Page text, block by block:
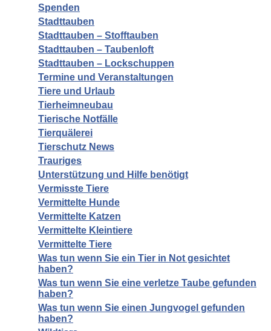
Spenden
Stadttauben
Stadttauben – Stofftauben
Stadttauben – Taubenloft
Stadttauben – Lockschuppen
Termine und Veranstaltungen
Tiere und Urlaub
Tierheimneubau
Tierische Notfälle
Tierquälerei
Tierschutz News
Trauriges
Unterstützung und Hilfe benötigt
Vermisste Tiere
Vermittelte Hunde
Vermittelte Katzen
Vermittelte Kleintiere
Vermittelte Tiere
Was tun wenn Sie ein Tier in Not gesichtet
haben?
Was tun wenn Sie eine verletze Taube gefunden
haben?
Was tun wenn Sie einen Jungvogel gefunden
haben?